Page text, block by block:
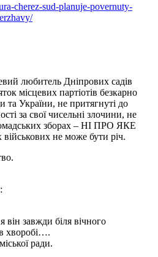
cherez-sud-planuje-povernuty-
любитель Дніпрових садів
місцевих партіотів безкарно
та України, не притягнуті до
за свої чисельні злочини, не
зборах – НІ ПРО ЯКЕ
не може бути річ.
він завжди біля вічного
хворобі….
ради.